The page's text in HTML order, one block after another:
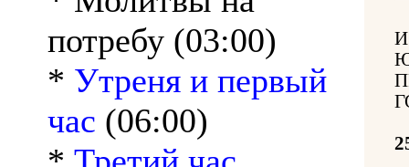
потребу (03:00)
* Утреня и первый
час (06:00)